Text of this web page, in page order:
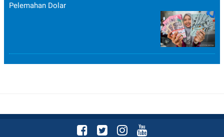
Pelemahan Dolar